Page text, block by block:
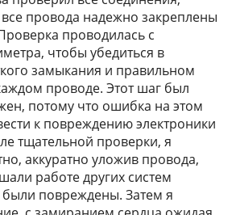
провода надежно закреплены
проводилась с
чтобы убедиться в
замыкания и правильном
проводе. Этот шаг был
потому что ошибка на этом
к повреждению электроники
тщательной проверки, я
аккуратно уложив провода,
работе других систем
повреждены. Затем я